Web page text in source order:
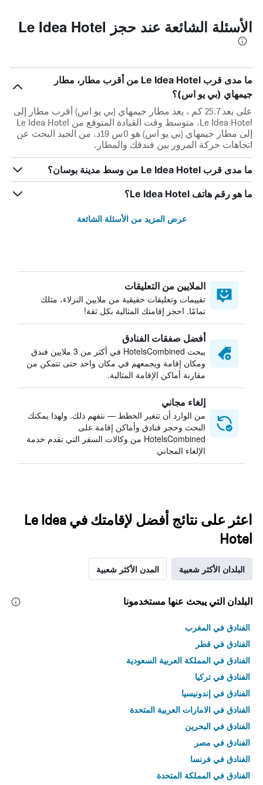
الأسئلة الشائعة عند حجز Le Idea Hotel
ما مدى قرب Le Idea Hotel من أقرب مطار، مطار
جيمهاي (بي يو اس)؟
على بعد 25.7 كم ، يعد مطار جيمهاي (بي يو اس) أقرب مطار إلى
Le Idea Hotel. متوسط وقت القيادة المتوقع من Le Idea Hotel
إلى مطار جيمهاي (بي يو اس) هو 0س 19د. من الجيد البحث عن
اتجاهات حركة المرور بين فندقك والمطار.
ما مدى قرب Le Idea Hotel من وسط مدينة بوسان؟
ما هو رقم هاتف Le Idea Hotel؟
عرض المزيد من الأسئلة الشائعة
الملايين من التعليقات
تقييمات وتعليقات حقيقية من ملايين النزلاء، مثلك
تمامًا. احجز إقامتك المثالية بكل ثقة!
أفضل صفقات الفنادق
يبحث HotelsCombined في أكثر من 3 ملايين فندق
ومكان إقامة ويجمعهم في مكان واحد حتى تتمكن من
مقارنة أماكن الإقامة المثالية.
إلغاء مجاني
من الوارد أن تتغير الخطط — نتفهم ذلك. ولهذا يمكنك
البحث وحجز فنادق وأماكن إقامة على
HotelsCombined من وكالات السفر التي تقدم خدمة
الإلغاء المجاني
اعثر على نتائج أفضل لإقامتك في Le Idea
Hotel
البلدان الأكثر شعبية المدن الأكثر شعبية
البلدان التي يبحث عنها مستخدمونا
الفنادق في المغرب
الفنادق في قطر
الفنادق في المملكة العربية السعودية
الفنادق في تركيا
الفنادق في إندونيسيا
الفنادق في الامارات العربية المتحدة
الفنادق في البحرين
الفنادق في مصر
الفنادق في فرنسا
الفنادق في المملكة المتحدة